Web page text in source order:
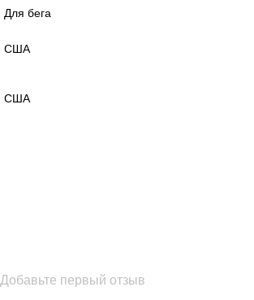
Для бега
США
США
Добавьте первый отзыв